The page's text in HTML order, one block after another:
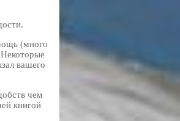
(много
вашего
чем
книгой